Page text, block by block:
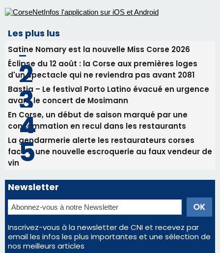
consommation en recul dans les restaurants
face à une nouvelle escroquerie au faux vendeur de
vin
Newsletter
Inscrivez-vous à la newsletter de CNI et recevez par
email les infos les plus importantes et une sélection de
nos meilleurs articles
Régie publicitaire
Nous contacter